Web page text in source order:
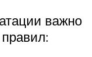
важно